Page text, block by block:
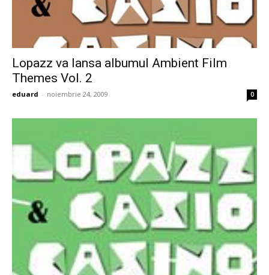
Lopazz va lansa albumul Ambient Film
Themes Vol. 2
eduard - noiembrie 24, 2009 0